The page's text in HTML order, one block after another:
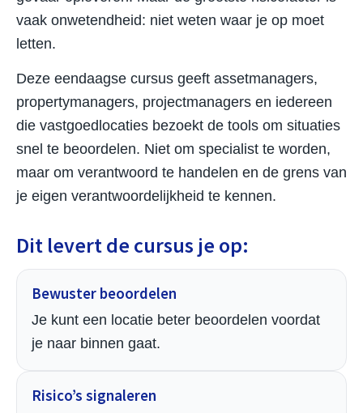
vaak onwetendheid: niet weten waar je op moet
letten.
Deze eendaagse cursus geeft assetmanagers,
propertymanagers, projectmanagers en iedereen
die vastgoedlocaties bezoekt de tools om situaties
snel te beoordelen. Niet om specialist te worden,
maar om verantwoord te handelen en de grens van
je eigen verantwoordelijkheid te kennen.
Dit levert de cursus je op:
Bewuster beoordelen
Je kunt een locatie beter beoordelen voordat
je naar binnen gaat.
Risico’s signaleren